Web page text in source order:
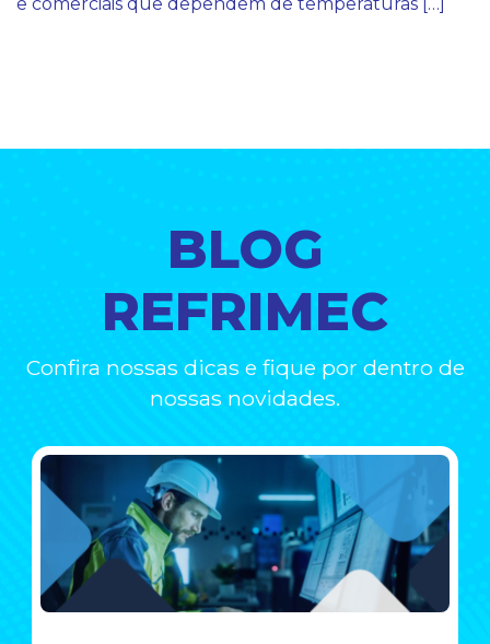
BLOG
REFRIMEC
Confira nossas dicas e fique por dentro de
nossas novidades.